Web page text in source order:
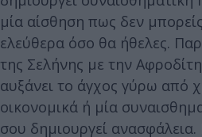
μία αίσθηση πως δεν
ελεύθερα όσο θα ήθελες.
της Σελήνης με την
αυξάνει το άγχος γύρω από
οικονομικά ή μία
σου δημιουργεί ανασφάλεια.